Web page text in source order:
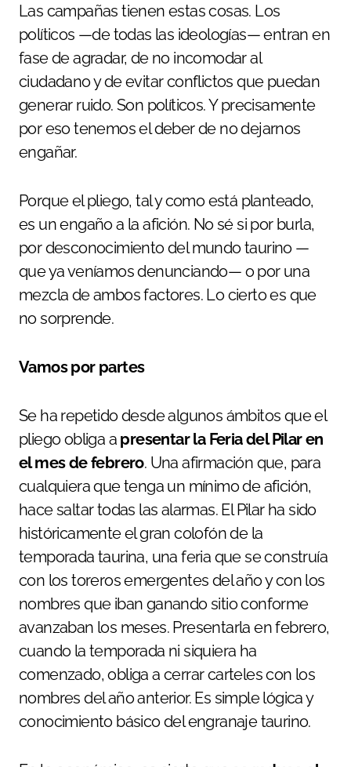
Las campañas tienen estas cosas. Los
políticos —de todas las ideologías— entran en
fase de agradar, de no incomodar al
ciudadano y de evitar conflictos que puedan
generar ruido. Son políticos. Y precisamente
por eso tenemos el deber de no dejarnos
engañar.
Porque el pliego, tal y como está planteado,
es un engaño a la afición. No sé si por burla,
por desconocimiento del mundo taurino —
que ya veníamos denunciando— o por una
mezcla de ambos factores. Lo cierto es que
no sorprende.
Vamos por partes
Se ha repetido desde algunos ámbitos que el
pliego obliga a presentar la Feria del Pilar en
el mes de febrero. Una afirmación que, para
cualquiera que tenga un mínimo de afición,
hace saltar todas las alarmas. El Pilar ha sido
históricamente el gran colofón de la
temporada taurina, una feria que se construía
con los toreros emergentes del año y con los
nombres que iban ganando sitio conforme
avanzaban los meses. Presentarla en febrero,
cuando la temporada ni siquiera ha
comenzado, obliga a cerrar carteles con los
nombres del año anterior. Es simple lógica y
conocimiento básico del engranaje taurino.